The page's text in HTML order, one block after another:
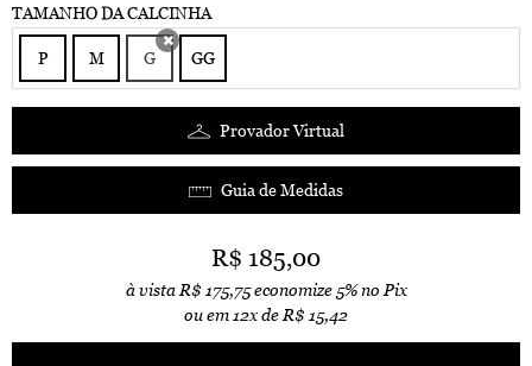
TAMANHO DA CALCINHA
P M G GG
Provador Virtual
Guia de Medidas
R$ 185,00
à vista R$ 175,75economize 5% no Pix
ou em 12xde R$ 15,42